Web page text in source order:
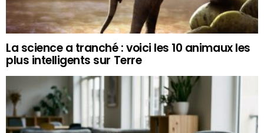
La science a tranché : voici les 10 animaux les
plus intelligents sur Terre